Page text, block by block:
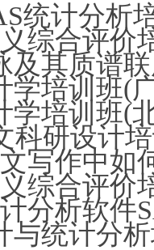
统计分析
综合评价
及其质谱
学培训班(
学培训班(
科研设计
写作中如
综合评价
分析软件
与统计分